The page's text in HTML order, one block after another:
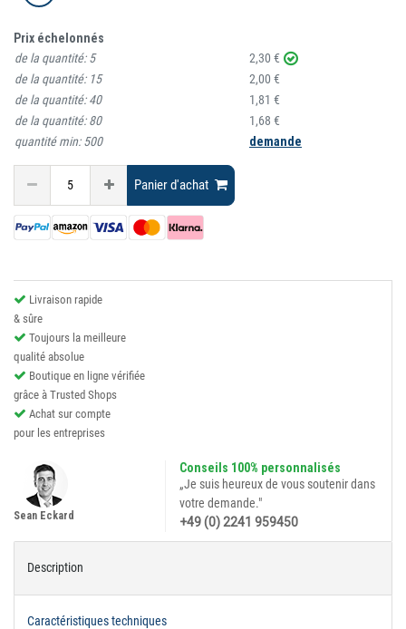
Prix échelonnés
de la quantité:5
2,30 €
de la quantité: 15
2,00 €
de la quantité:40
1,81 €
de la quantité:80
1,68 €
quantité min:500 demande
Panier d'achat
Livraison rapide
& sûre
Toujours la meilleure
qualité absolue
Boutique en ligne vérifiée
grâce à Trusted Shops
Achat sur compte
pour les entreprises
Conseils 100% personnalisés
„Je suis heureux de vous soutenir dans
votre demande."
+49 (0) 2241 959450
Sean Eckard
Description
Caractéristiques techniques